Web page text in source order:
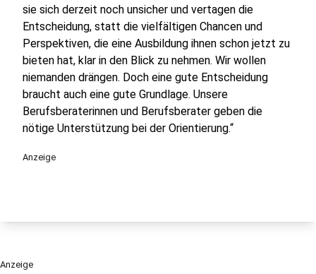
sie sich derzeit noch unsicher und vertagen die
Entscheidung, statt die vielfältigen Chancen und
Perspektiven, die eine Ausbildung ihnen schon jetzt zu
bieten hat, klar in den Blick zu nehmen. Wir wollen
niemanden drängen. Doch eine gute Entscheidung
braucht auch eine gute Grundlage. Unsere
Berufsberaterinnen und Berufsberater geben die
nötige Unterstützung bei der Orientierung.“
Anzeige
Anzeige